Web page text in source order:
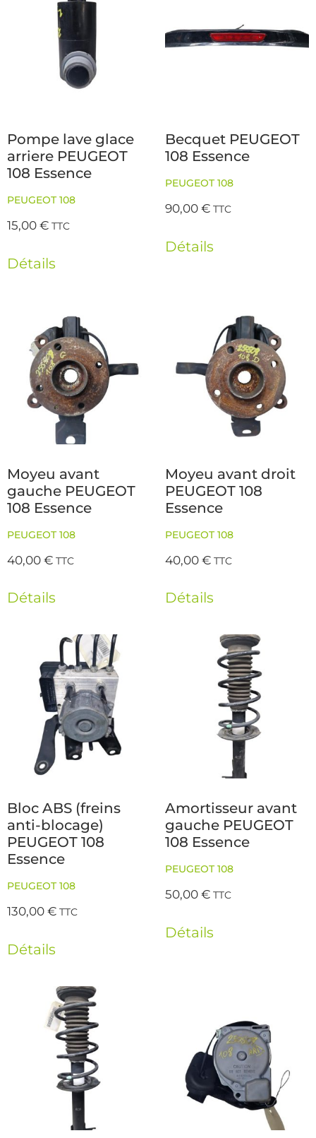
Pompe lave glace
arriere PEUGEOT
108 Essence
PEUGEOT 108
15,00€ TTC
Détails
Becquet PEUGEOT
108 Essence
PEUGEOT 108
90,00€ TTC
Détails
Moyeu avant
gauche PEUGEOT
108 Essence
PEUGEOT 108
40,00€ TTC
Détails
Moyeu avant droit
PEUGEOT 108
Essence
PEUGEOT 108
40,00€ TTC
Détails
Bloc ABS (freins
anti-blocage)
PEUGEOT 108
Essence
PEUGEOT 108
130,00€ TTC
Détails
Amortisseur avant
gauche PEUGEOT
108 Essence
PEUGEOT 108
50,00€ TTC
Détails